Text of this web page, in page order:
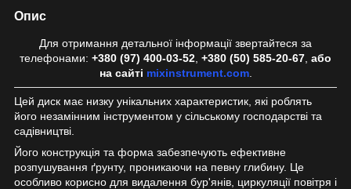
Опис
Для отримання детальної інформації звертайтеся за
телефонами: +380 (97) 400-03-52 +380 (50) 585-20-67 або
на сайті mixinstrument.com.
Цей диск має низку унікальних характеристик, які роблять
його незамінним інструментом у сільському господарстві та
садівництві.
Його конструкція та форма забезпечують ефективне
розпушування ґрунту, проникаючи на певну глибину. Це
особливо корисно для видалення бур'янів, циркуляції повітря і